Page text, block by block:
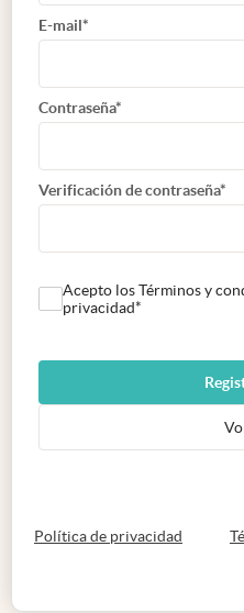
E-mail*
Contraseña*
Verificación de contraseña*
Acepto los Términos y
privacidad*
Política de privacidad abre en